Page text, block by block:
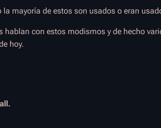
la mayoría de estos son usados o eran
con estos modismos y de hecho
hoy.